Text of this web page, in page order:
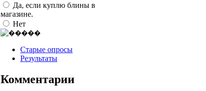
Да, если куплю блины в
магазине.
Нет
Старые опросы
Результаты
Комментарии